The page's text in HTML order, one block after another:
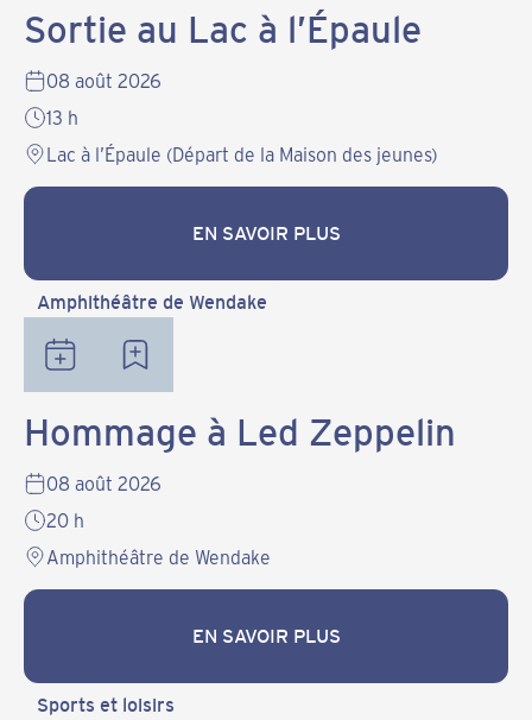
Sortie au Lac à l’Épaule
08 août 2026
13 h
Lac à l’Épaule (Départ de la Maison des jeunes)
EN SAVOIR PLUS
EN SAVOIR PLUS
Amphithéâtre de Wendake
Hommage à Led Zeppelin
08 août 2026
20 h
Amphithéâtre de Wendake
EN SAVOIR PLUS
EN SAVOIR PLUS
Sports et loisirs